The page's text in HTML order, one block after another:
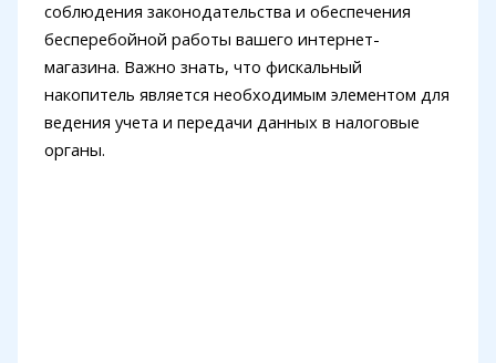
соблюдения законодательства и обеспечения
бесперебойной работы вашего интернет-
магазина. Важно знать, что фискальный
накопитель является необходимым элементом для
ведения учета и передачи данных в налоговые
органы.